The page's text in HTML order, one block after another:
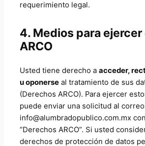
requerimiento legal.
4. Medios para
ARCO
Usted tiene derecho a acceder,
u oponerse al tratamiento de sus
(Derechos ARCO). Para ejercer
puede enviar una solicitud al
info@alumbradopublico.com.mx
“Derechos ARCO”. Si usted
derechos de protección de datos